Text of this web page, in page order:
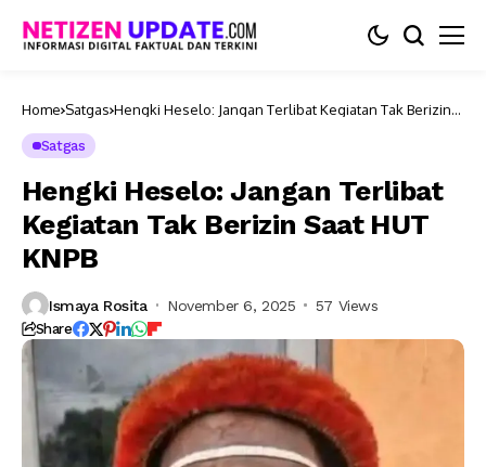
Home Satgas Hengki Heselo: Jangan Terlibat Kegiatan Tak Berizin
Satgas
Hengki Heselo: Jangan Terlibat
Kegiatan Tak Berizin Saat HUT
KNPB
Ismaya Rosita November 6, 2025 57 Views
Share